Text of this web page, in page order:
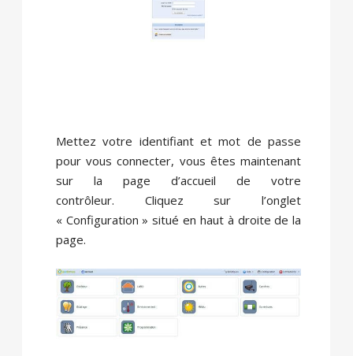
Mettez votre identifiant et mot de passe
pour vous connecter, vous êtes maintenant
sur la page d’accueil de votre
contrôleur. Cliquez sur l’onglet
« Configuration » situé en haut à droite de la
page.